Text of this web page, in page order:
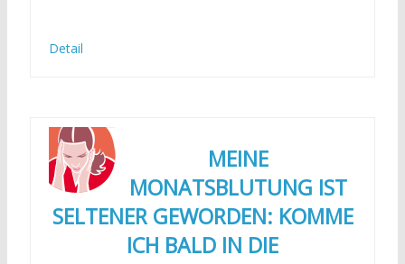
Detail
MEINE
MONATSBLUTUNG IST
SELTENER GEWORDEN: KOMME
ICH BALD IN DIE